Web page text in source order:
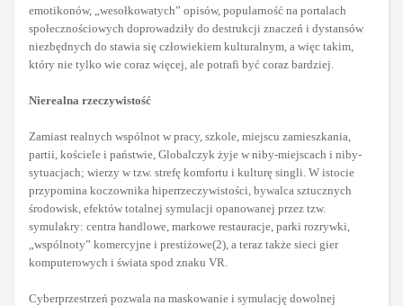
emotikonów, „wesołkowatych” opisów, popularność na portalach
społecznościowych doprowadziły do destrukcji znaczeń i dystansów
niezbędnych do stawia się człowiekiem kulturalnym, a więc takim,
który nie tylko wie coraz więcej, ale potrafi być coraz bardziej.
Nierealna rzeczywistość
Zamiast realnych wspólnot w pracy, szkole, miejscu zamieszkania,
partii, kościele i państwie, Globalczyk żyje w niby-miejscach i niby-
sytuacjach; wierzy w tzw. strefę komfortu i kulturę singli. W istocie
przypomina koczownika hiperrzeczywistości, bywalca sztucznych
środowisk, efektów totalnej symulacji opanowanej przez tzw.
symulakry: centra handlowe, markowe restauracje, parki rozrywki,
„wspólnoty” komercyjne i prestiżowe(2), a teraz także sieci gier
komputerowych i świata spod znaku VR.
Cyberprzestrzeń pozwala na maskowanie i symulację dowolnej